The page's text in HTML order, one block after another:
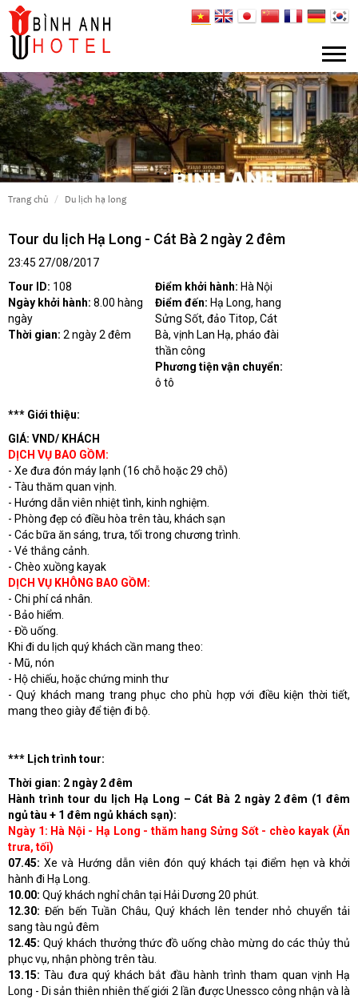
trang chủ du lịch hạ long
Tour du lịch Hạ Long - Cát Bà 2 ngày 2 đêm
23:45 27/08/2017
Tour ID: 108
Ngày khởi hành: 8.00 hàng
ngày
Thời gian: 2 ngày 2 đêm
Điểm khởi hành: Hà Nội
Điểm đến: Hạ Long, hang
Sửng Sốt, đảo Titop, Cát
Bà, vịnh Lan Hạ, pháo đài
thần công
Phương tiện vận chuyển:
ô tô
*** Giới thiệu:
GIÁ: VND/ KHÁCH
DỊCH VỤ BAO GỒM:
- Xe đưa đón máy lạnh (16 chỗ hoặc 29 chỗ)
- Tàu thăm quan vịnh.
- Hướng dẫn viên nhiệt tình, kinh nghiệm.
- Phòng đẹp có điều hòa trên tàu, khách sạn
- Các bữa ăn sáng, trưa, tối trong chương trình.
- Vé thắng cảnh.
- Chèo xuồng kayak
DỊCH VỤ KHÔNG BAO GỒM:
- Chi phí cá nhân.
- Bảo hiểm.
- Đồ uống.
Khi đi du lịch quý khách cần mang theo:
- Mũ, nón
- Hộ chiếu, hoặc chứng minh thư
- Quý khách mang trang phục cho phù hợp với điều kiện thời tiết,
mang theo giày để tiện đi bộ.
*** Lịch trình tour:
Thời gian: 2 ngày 2 đêm
Hành trình tour du lịch Hạ Long – Cát Bà 2 ngày 2 đêm (1 đêm
ngủ tàu + 1 đêm ngủ khách sạn):
Ngày 1: Hà Nội - Hạ Long - thăm hang Sửng Sốt - chèo kayak (Ăn
trưa, tối)
07.45:Xe và Hướng dẫn viên đón quý khách tại điểm hẹn và khởi
hành đi Hạ Long.
10.00: Quý khách nghỉ chân tại Hải Dương 20 phút.
12.30: Đến bến Tuần Châu, Quý khách lên tender nhỏ chuyển tải
sang tàu ngủ đêm
12.45: Quý khách thưởng thức đồ uống chào mừng do các thủy thủ
phục vụ, nhận phòng trên tàu.
13.15:Tàu đưa quý khách bắt đầu hành trình tham quan vịnh Hạ
Long - Di sản thiên nhiên thế giới 2 lần được Unessco công nhận và là